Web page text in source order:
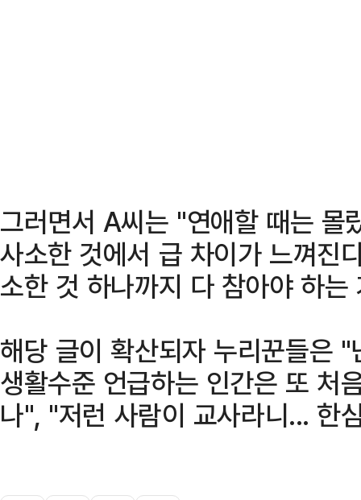
그러면서 A씨는 "연애할 때는 몰
사소한 것에서 급 차이가 느껴진
소한 것 하나까지 다 참아야 하
해당 글이 확산되자 누리꾼들은
생활수준 언급하는 인간은 또 처
나", "저런 사람이 교사라니... 한